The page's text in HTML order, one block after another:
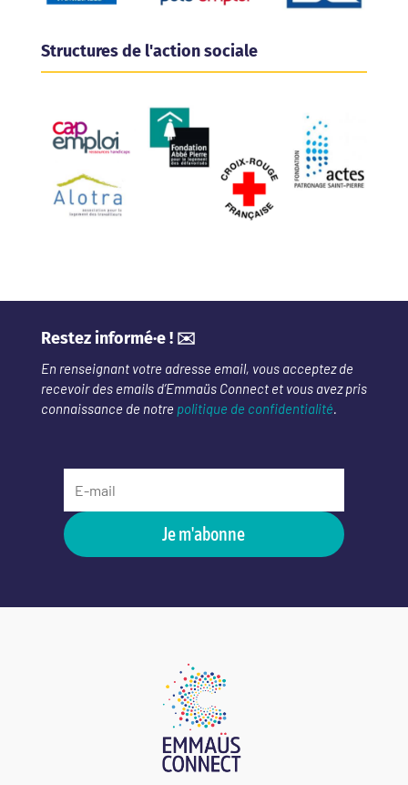
Structures de l'action sociale
Restez informé·e ! ✉️
En renseignant votre adresse email, vous acceptez de
recevoir des emails d’Emmaüs Connect et vous avez pris
connaissance de notre politique de confidentialité.
Je m'abonne